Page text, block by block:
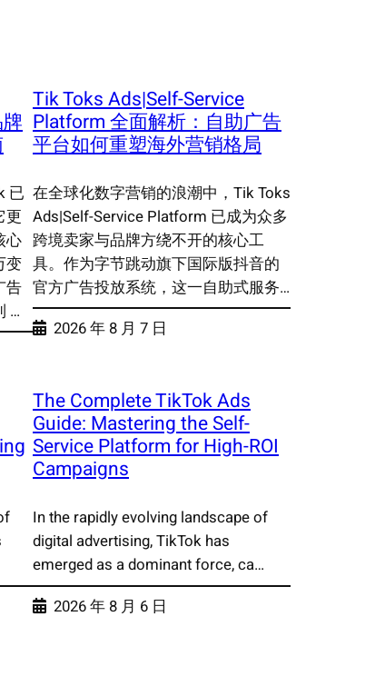
已
更
心
变
告
…
Tik Toks Ads|Self-Service
Platform 全面解析：自助广告
平台如何重塑海外营销格局
在全球化数字营销的浪潮中，Tik Toks
Ads|Self-Service Platform 已成为众多
跨境卖家与品牌方绕不开的核心工
具。作为字节跳动旗下国际版抖音的
官方广告投放系统，这一自助式服务…
2026 年 8 月 7 日
The Complete TikTok Ads
Guide: Mastering the Self-
Service Platform for High-ROI
Campaigns
In the rapidly evolving landscape of
digital advertising, TikTok has
emerged as a dominant force, ca…
2026 年 8 月 6 日